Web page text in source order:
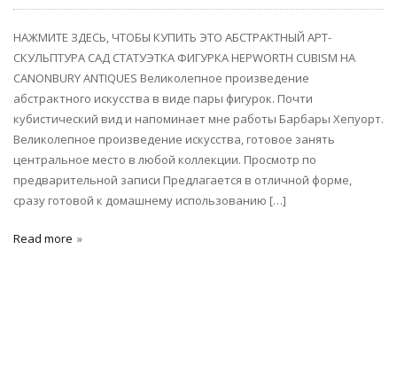
НАЖМИТЕ ЗДЕСЬ, ЧТОБЫ КУПИТЬ ЭТО АБСТРАКТНЫЙ АРТ-
СКУЛЬПТУРА САД СТАТУЭТКА ФИГУРКА HEPWORTH CUBISM НА
CANONBURY ANTIQUES Великолепное произведение
абстрактного искусства в виде пары фигурок. Почти
кубистический вид и напоминает мне работы Барбары Хепуорт.
Великолепное произведение искусства, готовое занять
центральное место в любой коллекции. Просмотр по
предварительной записи Предлагается в отличной форме,
сразу готовой к домашнему использованию […]
Read more